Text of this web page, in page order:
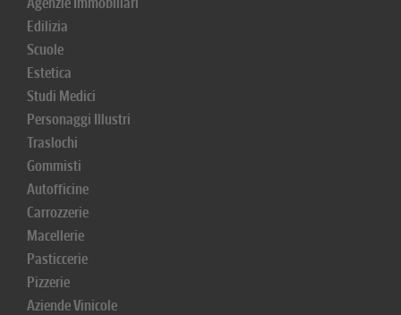
Edilizia
Scuole
Estetica
Studi Medici
Personaggi Illustri
Traslochi
Gommisti
Autofficine
Carrozzerie
Macellerie
Pasticcerie
Pizzerie
Aziende Vinicole